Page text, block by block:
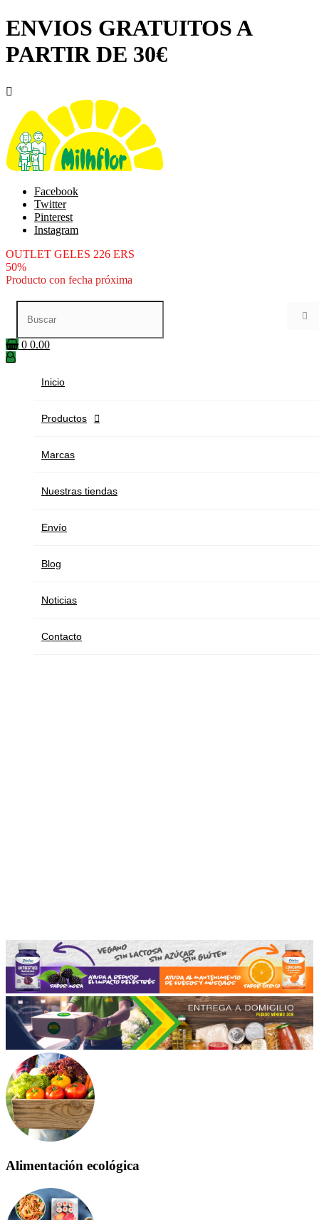
ENVIOS GRATUITOS A
PARTIR DE 30€

Facebook
Twitter
Pinterest
Instagram
OUTLET GELES 226 ERS
50%
Producto con fecha próxima

0 0.00
Inicio
Productos 
Marcas
Nuestras tiendas
Envío
Blog
Noticias
Contacto
Alimentación ecológica